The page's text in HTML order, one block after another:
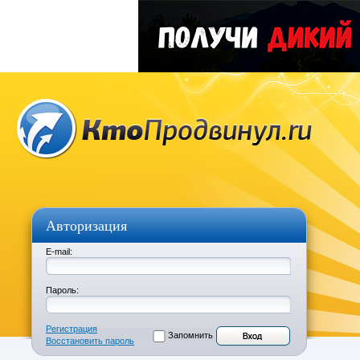
Авторизация
E-mail:
Пароль:
Регистрация
Восстановить пароль
Запомнить